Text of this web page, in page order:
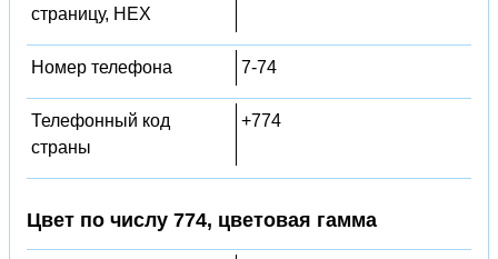
страницу, HEX
Номер телефона 7-74
Телефонный код
страны
+774
Цвет по числу 774, цветовая гамма